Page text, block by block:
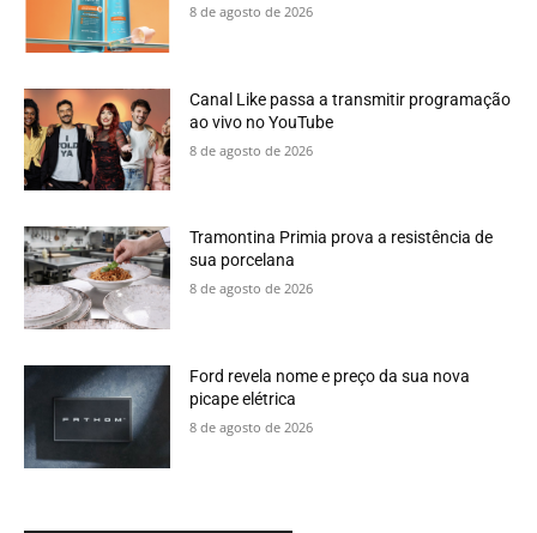
8 de agosto de 2026
Canal Like passa a transmitir programação
ao vivo no YouTube
8 de agosto de 2026
Tramontina Primia prova a resistência de
sua porcelana
8 de agosto de 2026
Ford revela nome e preço da sua nova
picape elétrica
8 de agosto de 2026